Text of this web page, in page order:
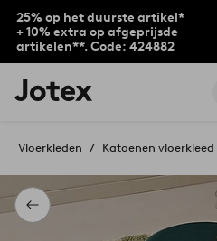
25% op het duurste artikel*
+ 10% extra op afgeprijsde
artikelen**. Code: 424882
Jotex
logo
to
home
page
Terug
Vloerkleden Katoenen vloerkleed